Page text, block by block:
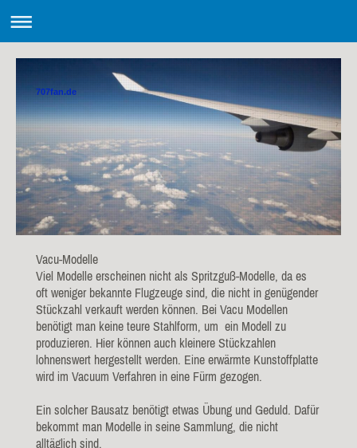
707fan.de
Vacu-Modelle
Viel Modelle erscheinen nicht als Spritzguß-Modelle, da es
oft weniger bekannte Flugzeuge sind, die nicht in genügender
Stückzahl verkauft werden können. Bei Vacu Modellen
benötigt man keine teure Stahlform, um ein Modell zu
produzieren. Hier können auch kleinere Stückzahlen
lohnenswert hergestellt werden. Eine erwärmte Kunstoffplatte
wird im Vacuum Verfahren in eine Fürm gezogen.
Ein solcher Bausatz benötigt etwas Übung und Geduld. Dafür
bekommt man Modelle in seine Sammlung, die nicht
alltäglich sind.